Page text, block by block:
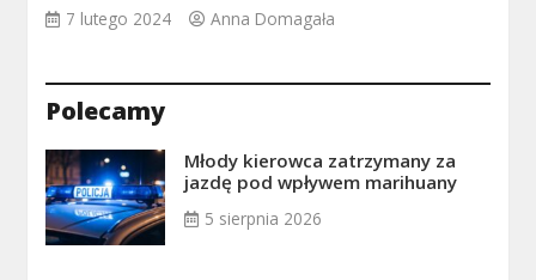
7 lutego 2024 Anna Domagała
Polecamy
Młody kierowca zatrzymany za
jazdę pod wpływem marihuany
5 sierpnia 2026